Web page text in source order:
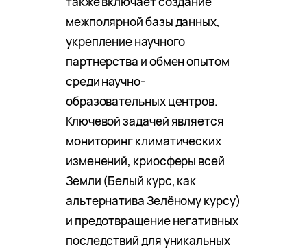
межполярной базы данных,
укрепление научного
партнерства и обмен опытом
среди научно-
образовательных центров.
Ключевой задачей является
мониторинг климатических
изменений, криосферы всей
Земли (Белый курс, как
альтернатива Зелёному курсу)
и предотвращение негативных
последствий для уникальных